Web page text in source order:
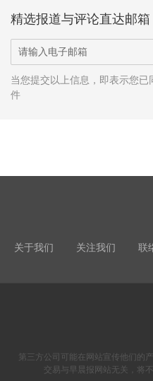
精选报道与评论直达邮箱
当您提交以上信息，即表示您
件
关于我们 关注我们 联
第三方公司可能在网站宣传他们的
交易与早晨报网站无关，将